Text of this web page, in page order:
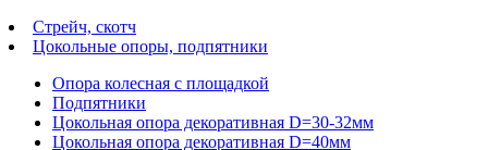
Стрейч, скотч
Цокольные опоры, подпятники
Опора колесная с площадкой
Подпятники
Цокольная опора декоративная D=30-32мм
Цокольная опора декоративная D=40мм